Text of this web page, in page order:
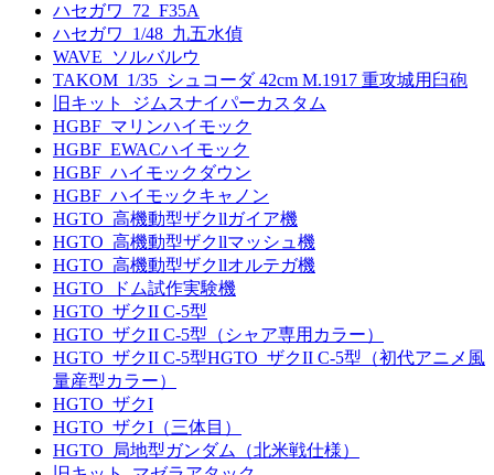
ハセガワ_72_F35A
ハセガワ_1/48_九五水偵
WAVE_ソルバルウ
TAKOM_1/35_シュコーダ 42cm M.1917 重攻城用臼砲
旧キット_ジムスナイパーカスタム
HGBF_マリンハイモック
HGBF_EWACハイモック
HGBF_ハイモックダウン
HGBF_ハイモックキャノン
HGTO_高機動型ザクllガイア機
HGTO_高機動型ザクllマッシュ機
HGTO_高機動型ザクllオルテガ機
HGTO_ドム試作実験機
HGTO_ザクII C-5型
HGTO_ザクII C-5型（シャア専用カラー）
HGTO_ザクII C-5型HGTO_ザクII C-5型（初代アニメ風
量産型カラー）
HGTO_ザクI
HGTO_ザクI（三体目）
HGTO_局地型ガンダム（北米戦仕様）